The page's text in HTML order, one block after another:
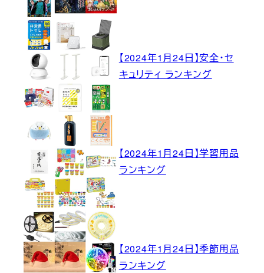
【2024年1月24日】安全・セ
キュリティ ランキング
【2024年1月24日】学習用品
ランキング
【2024年1月24日】季節用品
ランキング